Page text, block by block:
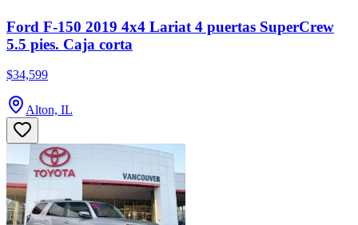
Ford F-150 2019 4x4 Lariat 4 puertas SuperCrew
5.5 pies. Caja corta
$34,599
Alton, IL